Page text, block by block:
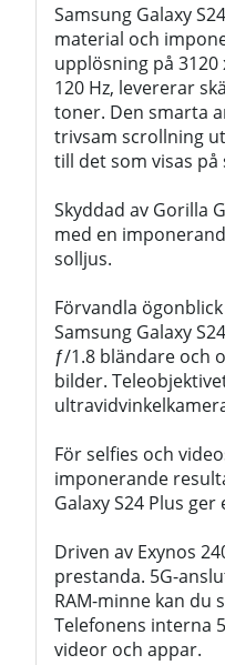
Samsung Galaxy
material och
upplösning på
120 Hz, levererar
toner. Den smarta
trivsam scrollning
till det som visas på
Skyddad av Gorilla
med en
solljus.
Förvandla
Samsung Galaxy
ƒ/1.8 bländare och
bilder.
För selfies och
imponerande
Galaxy S24 Plus
Driven av Exynos
prestanda. 5G-
RAM-minne kan du
Telefonens interna
videor och appar.